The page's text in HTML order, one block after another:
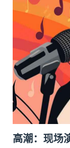
高潮：现场